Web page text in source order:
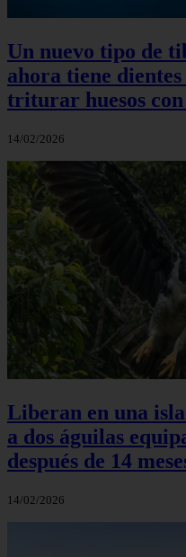
Un nuevo tipo de
ahora tiene
triturar huesos
14/02/2026
Liberan en una
a dos águilas
después de 14
14/02/2026